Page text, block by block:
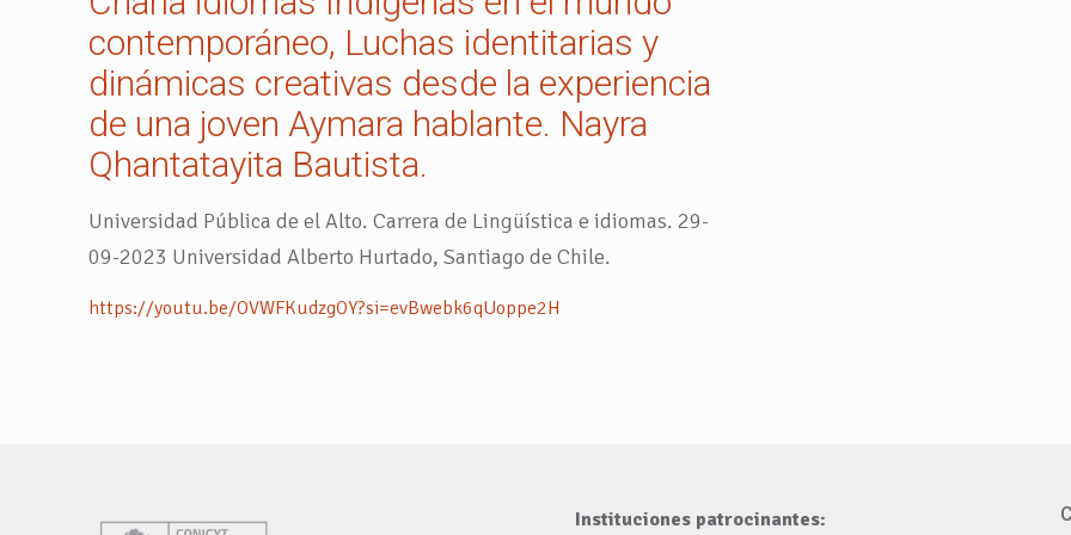
contemporáneo, Luchas identitarias y
dinámicas creativas desde la experiencia
de una joven Aymara hablante. Nayra
Qhantatayita Bautista.
Universidad Pública de el Alto. Carrera de Lingüística e idiomas. 29-
09-2023 Universidad Alberto Hurtado, Santiago de Chile.
https://youtu.be/OVWFKudzgOY?si=evBwebk6qUoppe2H
Instituciones patrocinantes: